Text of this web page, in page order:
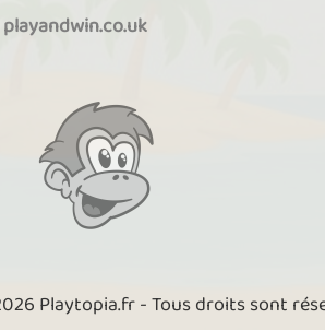
playandwin.co.uk
Playtopia.fr - Tous droits sont